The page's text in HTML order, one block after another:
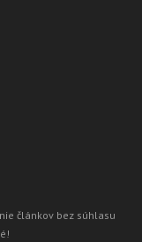
článkov bez súhlasu